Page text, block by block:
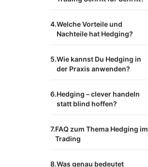
Welche Vorteile und
Nachteile hat Hedging?
Wie kannst Du Hedging in
der Praxis anwenden?
Hedging – clever handeln
statt blind hoffen?
FAQ zum Thema Hedging im
Trading
Was genau bedeutet